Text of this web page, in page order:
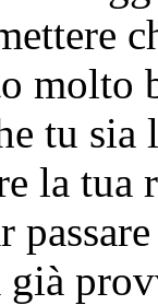
molto
tu
la
già